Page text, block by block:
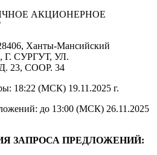
АКЦИОНЕРНОЕ
Ханты-Мансийский
Г. СУРГУТ, УЛ.
23, СООР. 34
18:22 (МСК) 19.11.2025 г.
до 13:00 (МСК) 26.11.2025
ЗАПРОСА ПРЕДЛОЖЕНИЙ: